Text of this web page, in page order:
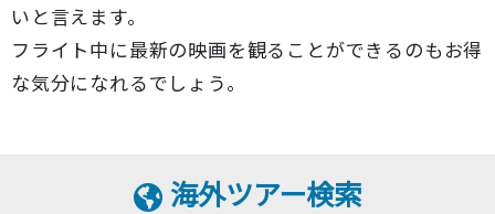
いと言えます。
フライト中に最新の映画を観ることができるのもお得
な気分になれるでしょう。
海外ツアー検索